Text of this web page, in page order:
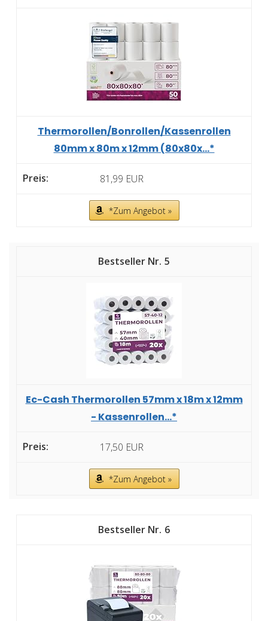
Thermorollen/Bonrollen/Kassenrollen
80mm x 80m x 12mm (80x80x...*
81,99 EUR
*Zum Angebot »
5
Ec-Cash Thermorollen 57mm x 18m x 12mm
- Kassenrollen...*
17,50 EUR
*Zum Angebot »
6